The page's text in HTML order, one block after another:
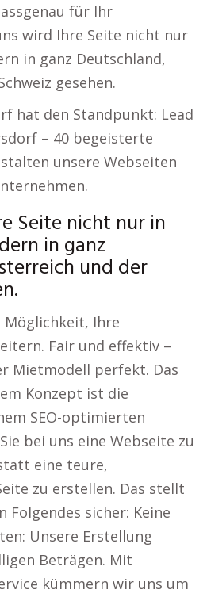
für Ihr
wird Ihre Seite nicht nur
in ganz Deutschland,
gesehen.
hat den Standpunkt: Lead
– 40 begeisterte
unsere Webseiten
Seite nicht nur in
in ganz
und der
Möglichkeit, Ihre
Fair und effektiv –
Mietmodell perfekt. Das
Konzept ist die
SEO-optimierten
bei uns eine Webseite zu
eine teure,
zu erstellen. Das stellt
sicher: Keine
Unsere Erstellung
Beträgen. Mit
kümmern wir uns um